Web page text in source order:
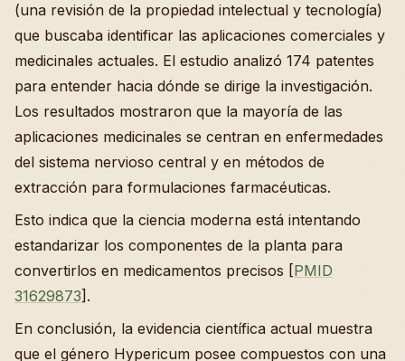
(una revisión de la propiedad intelectual y tecnología)
que buscaba identificar las aplicaciones comerciales y
medicinales actuales. El estudio analizó 174 patentes
para entender hacia dónde se dirige la investigación.
Los resultados mostraron que la mayoría de las
aplicaciones medicinales se centran en enfermedades
del sistema nervioso central y en métodos de
extracción para formulaciones farmacéuticas.
Esto indica que la ciencia moderna está intentando
estandarizar los componentes de la planta para
convertirlos en medicamentos precisos [PMID
31629873].
En conclusión, la evidencia científica actual muestra
que el género Hypericum posee compuestos con una